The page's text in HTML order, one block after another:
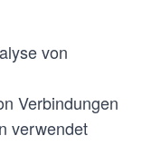
von
Verbindungen
verwendet